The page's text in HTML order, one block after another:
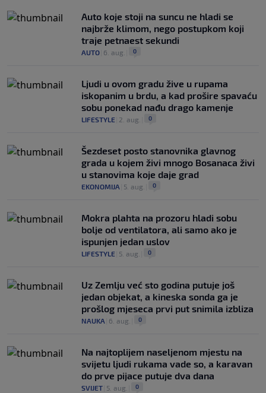
Auto koje stoji na suncu ne hladi se
najbrže klimom, nego postupkom koji
traje petnaest sekundi
AUTO 6. aug. 0
Ljudi u ovom gradu žive u rupama
iskopanim u brdu, a kad prošire spavaću
sobu ponekad nađu drago kamenje
LIFESTYLE 2. aug. 0
Šezdeset posto stanovnika glavnog
grada u kojem živi mnogo Bosanaca živi
u stanovima koje daje grad
EKONOMIJA 5. aug. 0
Mokra plahta na prozoru hladi sobu
bolje od ventilatora, ali samo ako je
ispunjen jedan uslov
LIFESTYLE 5. aug. 0
Uz Zemlju već sto godina putuje još
jedan objekat, a kineska sonda ga je
prošlog mjeseca prvi put snimila izbliza
NAUKA 6. aug. 0
Na najtoplijem naseljenom mjestu na
svijetu ljudi rukama vade so, a karavan
do prve pijace putuje dva dana
SVIJET 5. aug. 0